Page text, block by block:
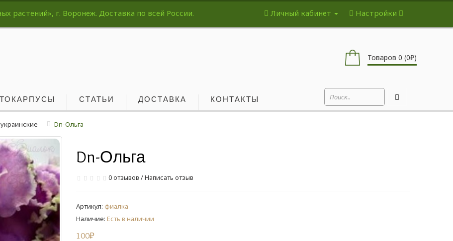
Личный кабинет Настройки
растений», г. Воронеж. Доставка по всей России.
Товаров 0 (0₽)
СТАТЬИ ДОСТАВКА КОНТАКТЫ
Dn-Ольга
Dn-Ольга
0 отзывов /Написать отзыв
Артикул:фиалка
Наличие:Есть в наличии
100₽